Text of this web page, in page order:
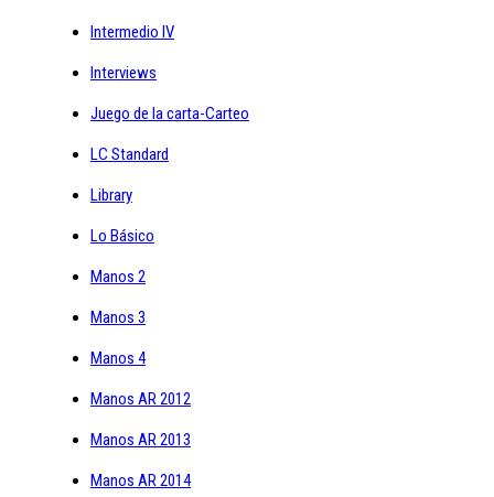
Intermedio IV
Interviews
Juego de la carta-Carteo
LC Standard
Library
Lo Básico
Manos 2
Manos 3
Manos 4
Manos AR 2012
Manos AR 2013
Manos AR 2014